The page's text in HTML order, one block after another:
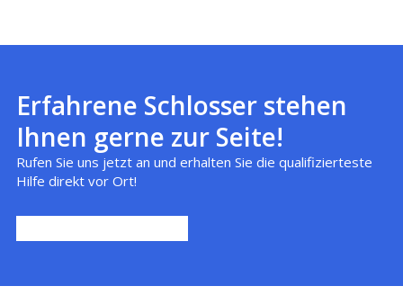
Erfahrene Schlosser stehen
Ihnen gerne zur Seite!
Rufen Sie uns jetzt an und erhalten Sie die qualifizierteste
Hilfe direkt vor Ort!